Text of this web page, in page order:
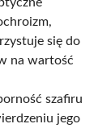
się do
na wartość
szafiru
jego